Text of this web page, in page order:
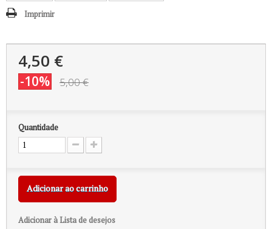
Imprimir
4,50 €
-10% 5,00 €
Quantidade
Adicionar ao carrinho
Adicionar à Lista de desejos